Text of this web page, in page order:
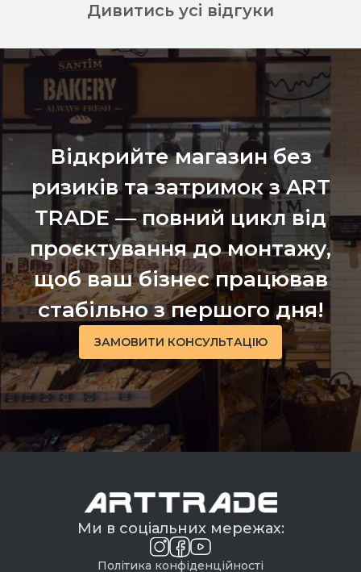
Дивитись усі відгуки
Відкрийте магазин без
ризиків та затримок з ART
TRADE — повний цикл від
проєктування до монтажу,
щоб ваш бізнес працював
стабільно з першого дня!
ЗАМОВИТИ КОНСУЛЬТАЦІЮ
Ми в соціальних мережах:
Політика конфіденційності